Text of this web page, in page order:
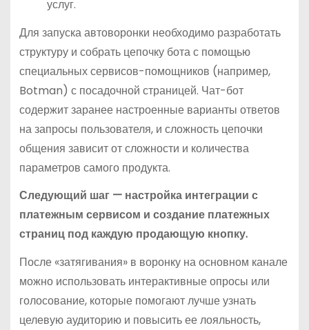
услуг.
Для запуска автоворонки необходимо разработать
структуру и собрать цепочку бота с помощью
специальных сервисов-помощников (например,
Botman) с посадочной страницей. Чат-бот
содержит заранее настроенные варианты ответов
на запросы пользователя, и сложность цепочки
общения зависит от сложности и количества
параметров самого продукта.
Следующий шаг — настройка интеграции с
платежным сервисом и создание платежных
страниц под каждую продающую кнопку.
После «затягивания» в воронку на основном канале
можно использовать интерактивные опросы или
голосование, которые помогают лучше узнать
целевую аудиторию и повысить ее лояльность,